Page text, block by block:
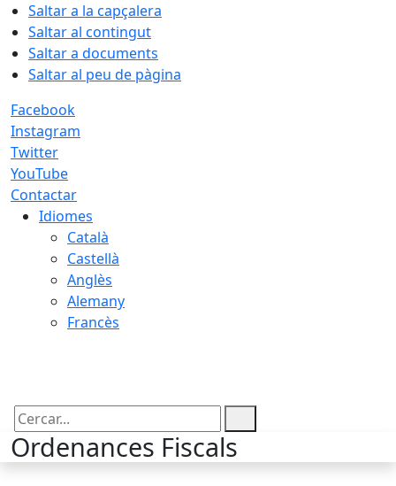
Saltar a la capçalera
Saltar al contingut
Saltar a documents
Saltar al peu de pàgina
Facebook
Instagram
Twitter
YouTube
Contactar
Idiomes
Català
Castellà
Anglès
Alemany
Francès
Cercar:
Ordenances Fiscals